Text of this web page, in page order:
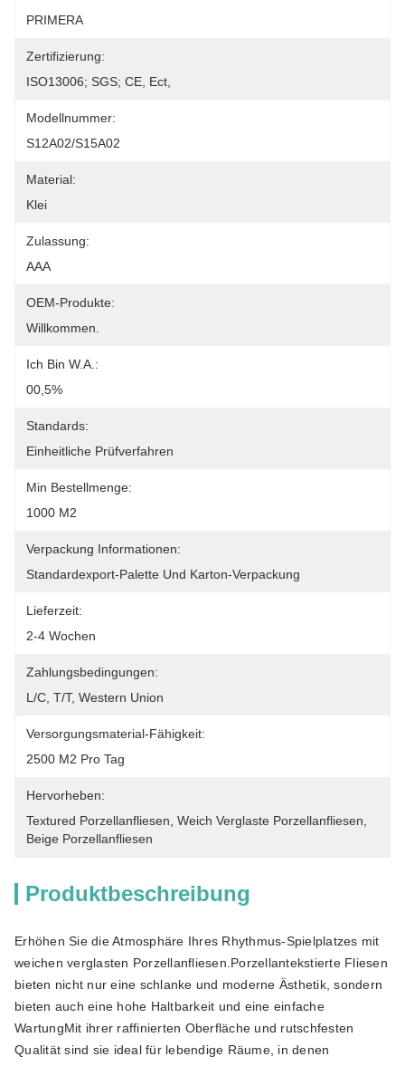
PRIMERA
Zertifizierung:
ISO13006; SGS; CE, Ect,
Modellnummer:
S12A02/S15A02
Material:
Klei
Zulassung:
AAA
OEM-Produkte:
Willkommen.
Ich Bin W.A.:
00,5%
Standards:
Einheitliche Prüfverfahren
Min Bestellmenge:
1000 M2
Verpackung Informationen:
Standardexport-Palette Und Karton-Verpackung
Lieferzeit:
2-4 Wochen
Zahlungsbedingungen:
L/C, T/T, Western Union
Versorgungsmaterial-Fähigkeit:
2500 M2 Pro Tag
Hervorheben:
Textured Porzellanfliesen Weich Verglaste Porzellanfliesen
Beige Porzellanfliesen
Produktbeschreibung
Erhöhen Sie die Atmosphäre Ihres Rhythmus-Spielplatzes mit
weichen verglasten Porzellanfliesen.Porzellantekstierte Fliesen
bieten nicht nur eine schlanke und moderne Ästhetik, sondern
bieten auch eine hohe Haltbarkeit und eine einfache
WartungMit ihrer raffinierten Oberfläche und rutschfesten
Qualität sind sie ideal für lebendige Räume, in denen